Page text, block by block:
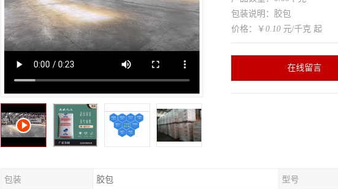
包装说明：胶包
价格：￥ 0.10 元/千克 起
在线留言
包装 胶包 型号